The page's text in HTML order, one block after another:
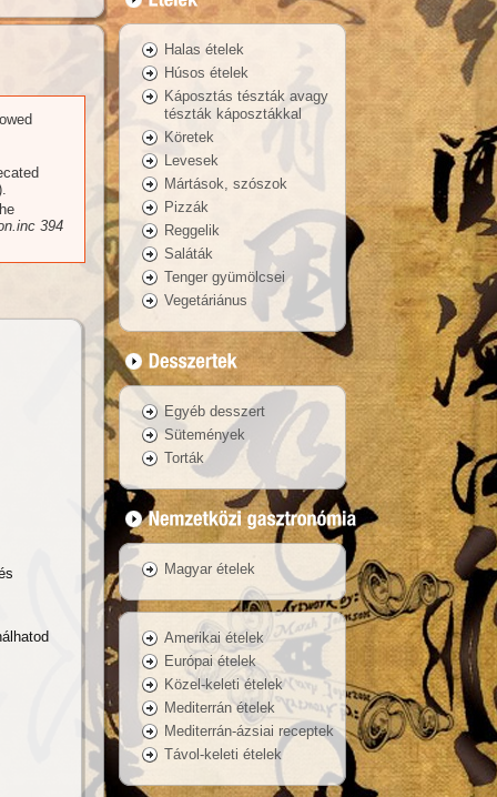
394
Halas ételek
Húsos ételek
Káposztás tészták avagy
tészták káposztákkal
Köretek
Levesek
Mártások, szószok
Pizzák
Reggelik
Saláták
Tenger gyümölcsei
Vegetáriánus
Egyéb desszert
Sütemények
Torták
Magyar ételek
Amerikai ételek
Európai ételek
Közel-keleti ételek
Mediterrán ételek
Mediterrán-ázsiai receptek
Távol-keleti ételek